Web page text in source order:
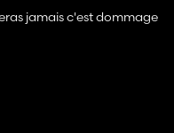
jamais c'est dommage